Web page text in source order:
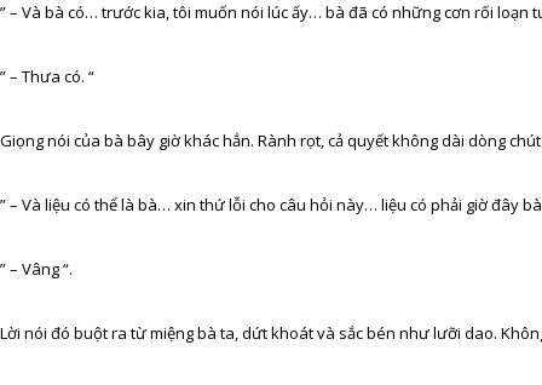
” – Và bà có… trước kia, tôi muốn nói lúc ấy… bà đã có những cơn rối loạn
” – Thưa có. “
Giọng nói của bà bây giờ khác hẳn. Rành rọt, cả quyết không dài dòng
” – Và liệu có thể là bà… xin thứ lỗi cho câu hỏi này… liệu có phải giờ đây
” – Vâng “.
Lời nói đó buột ra từ miệng bà ta, dứt khoát và sắc bén như lưỡi dao.